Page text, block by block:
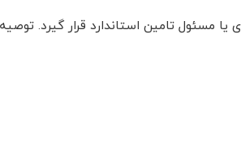
یا مسئول تامین استاندارد قرار گیرد.